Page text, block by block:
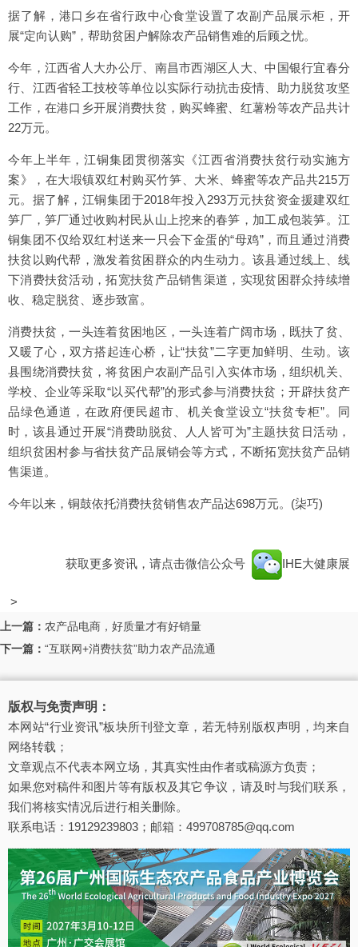
据了解，港口乡在省行政中心食堂设置了农副产品展示柜，开
展“定向认购”，帮助贫困户解除农产品销售难的后顾之忧。
今年，江西省人大办公厅、南昌市西湖区人大、中国银行宜春分
行、江西省轻工技校等单位以实际行动抗击疫情、助力脱贫攻坚
工作，在港口乡开展消费扶贫，购买蜂蜜、红薯粉等农产品共计
22万元。
今年上半年，江铜集团贯彻落实《江西省消费扶贫行动实施方
案》，在大塅镇双红村购买竹笋、大米、蜂蜜等农产品共215万
元。据了解，江铜集团于2018年投入293万元扶贫资金援建双红
笋厂，笋厂通过收购村民从山上挖来的春笋，加工成包装笋。江
铜集团不仅给双红村送来一只会下金蛋的“母鸡”，而且通过消费
扶贫以购代帮，激发着贫困群众的内生动力。该县通过线上、线
下消费扶贫活动，拓宽扶贫产品销售渠道，实现贫困群众持续增
收、稳定脱贫、逐步致富。
消费扶贫，一头连着贫困地区，一头连着广阔市场，既扶了贫、
又暖了心，双方搭起连心桥，让“扶贫”二字更加鲜明、生动。该
县围绕消费扶贫，将贫困户农副产品引入实体市场，组织机关、
学校、企业等采取“以买代帮”的形式参与消费扶贫；开辟扶贫产
品绿色通道，在政府便民超市、机关食堂设立“扶贫专柜”。同
时，该县通过开展“消费助脱贫、人人皆可为”主题扶贫日活动，
组织贫困村参与省扶贫产品展销会等方式，不断拓宽扶贫产品销
售渠道。
今年以来，铜鼓依托消费扶贫销售农产品达698万元。(柒巧)
获取更多资讯，请点击微信公众号 IHE大健康展
>
上一篇： 农产品电商，好质量才有好销量
下一篇： “互联网+消费扶贫”助力农产品流通
版权与免责声明：
本网站“行业资讯”板块所刊登文章，若无特别版权声明，均来自
网络转载；
文章观点不代表本网立场，其真实性由作者或稿源方负责；
如果您对稿件和图片等有版权及其它争议，请及时与我们联系，
我们将核实情况后进行相关删除。
联系电话：19129239803；邮箱：499708785@qq.com